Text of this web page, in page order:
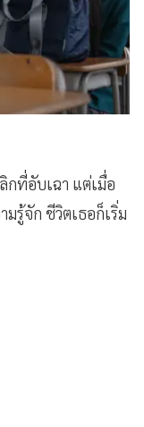
กที่อับเฉา แต่เมื่อ
มรู้จัก ชีวิตเธอก็เริ่ม